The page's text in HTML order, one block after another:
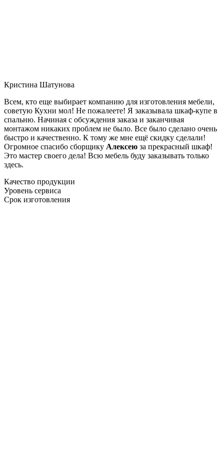
Кристина Шатунова
Всем, кто еще выбирает компанию для изготовления мебели,
советую Кухни мол! Не пожалеете! Я заказывала шкаф-купе в
спальню. Начиная с обсуждения заказа и заканчивая
монтажом никаких проблем не было. Все было сделано очень
быстро и качественно. К тому же мне ещё скидку сделали!
Огромное спасибо сборщику Алексею за прекрасный шкаф!
Это мастер своего дела! Всю мебель буду заказывать только
здесь.
Качество продукции
Уровень сервиса
Срок изготовления